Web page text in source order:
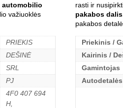
automobilio
važiuoklės
PRIEKIS
DEŠINĖ
SRL
PJ
4F0 407 694
H,
rasti ir
pakabos dalis
pakabos
Priekinis /
Kairinis /
Gamintojas